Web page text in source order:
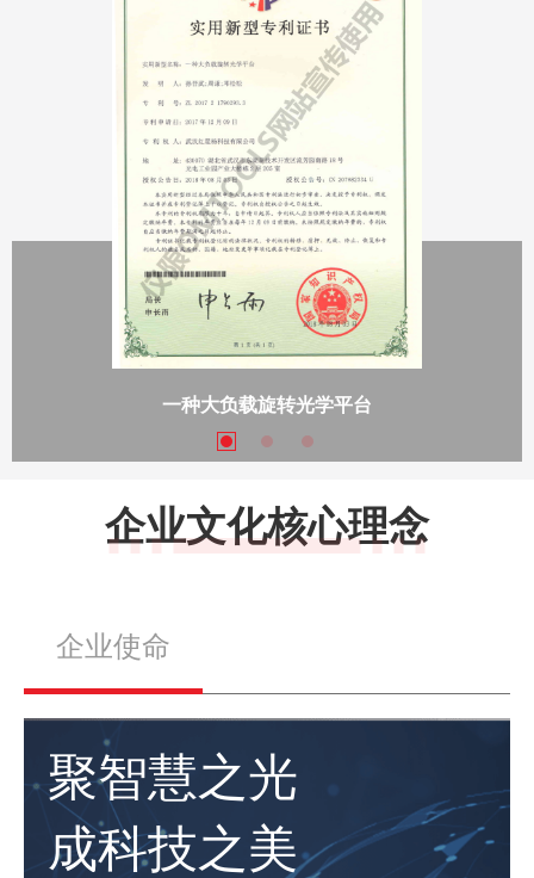
一种大负载旋转光学平台
企业文化核心理念
企业使命
聚智慧之光
成科技之美